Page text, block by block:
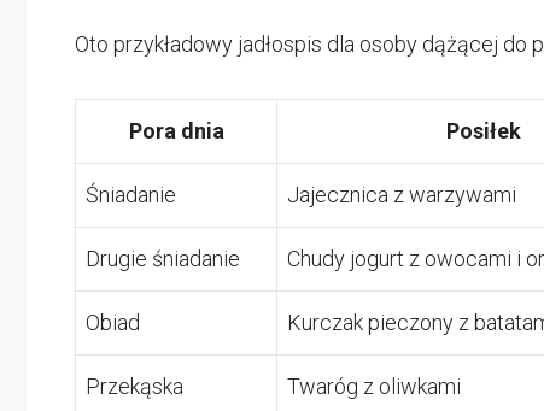
Oto przykładowy jadłospis dla osoby dążącej do
Pora dnia Posiłek
Śniadanie Jajecznica z warzywami
Drugie śniadanie Chudy jogurt z owocami i
Obiad Kurczak pieczony z
Przekąska Twaróg z oliwkami